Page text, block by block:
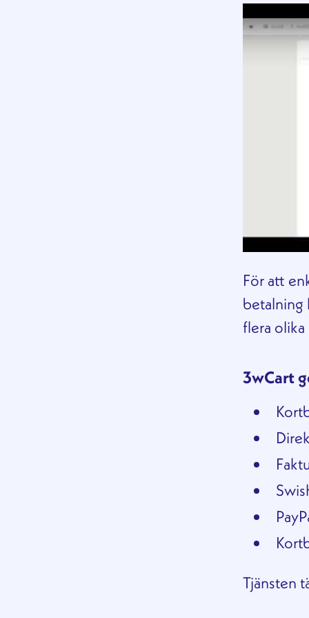
Play
För att
betalning
flera
3wCart
Tjänsten